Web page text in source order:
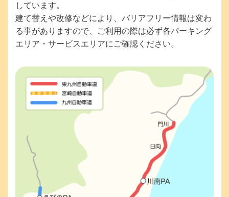
しています。
建て替えや改修などにより、バリアフリー情報は変わ
る事がありますので、ご利用の際は必ず各パーキング
エリア・サービスエリアにご確認ください。